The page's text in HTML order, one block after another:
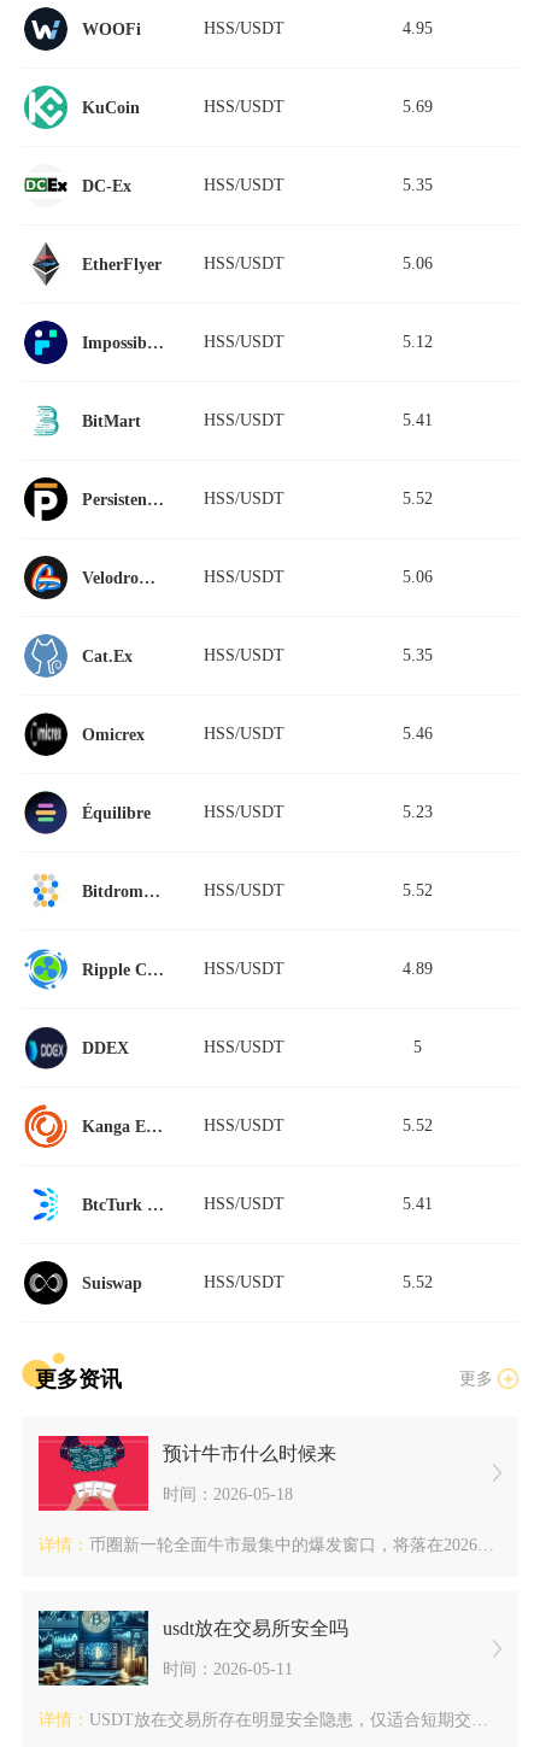
WOOFi HSS/USDT 4.95
KuCoin HSS/USDT 5.69
DC-Ex HSS/USDT 5.35
EtherFlyer HSS/USDT 5.06
Impossible Finance HSS/USDT 5.12
BitMart HSS/USDT 5.41
Persistence DEX HSS/USDT 5.52
Velodrome Finance HSS/USDT 5.06
Cat.Ex HSS/USDT 5.35
Omicrex HSS/USDT 5.46
Équilibre HSS/USDT 5.23
Bitdrome Finance HSS/USDT 5.52
Ripple China HSS/USDT 4.89
DDEX HSS/USDT 5
Kanga Exchange HSS/USDT 5.52
BtcTurk | Kripto HSS/USDT 5.41
Suiswap HSS/USDT 5.52
更多资讯 更多
预计牛市什么时候来
时间：2026-05-18
详情： 币圈新一轮全面牛市最集中的爆发窗口，将落在2026年第三季度...
usdt放在交易所安全吗
时间：2026-05-11
详情： USDT放在交易所存在明显安全隐患，仅适合短期交易周转，大额...